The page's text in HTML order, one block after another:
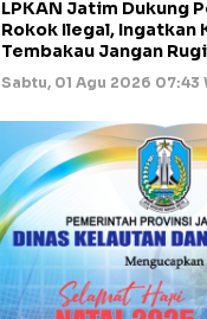
LPKAN Jatim Dukung
Rokok Ilegal, Ingatkan
Tembakau Jangan
Sabtu, 01 Agu 2026 07:43